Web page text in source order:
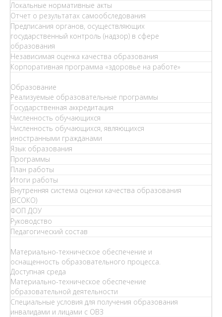
Локальные нормативные акты
Отчет о результатах самообследования
Предписания органов, осуществляющих
государственный контроль (надзор) в сфере
образования
Независимая оценка качества образования
Корпоративная программа «здоровье на работе»
Образование
Реализуемые образовательные программы
Государственная аккредитация
Численность обучающихся
Численность обучающихся, являющихся
иностранными гражданами
Язык образования
Программы
План работы
Итоги работы
Внутренняя система оценки качества образования
(ВСОКО)
ФОП ДОУ
Руководство
Педагогический состав
Материально-техническое обеспечение и
оснащенность образовательного процесса.
Доступная среда
Материально-техническое обеспечение
образовательной деятельности
Специальные условия для получения образования
инвалидами и лицами с ОВЗ